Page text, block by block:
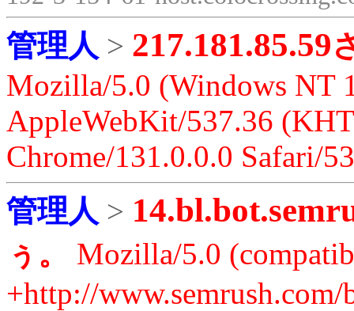
管理人 > 217.181.85.59
Mozilla/5.0 (Windows NT
AppleWebKit/537.36
Chrome/131.0.0.0 Safari/
管理人 >
ぅ。
Mozilla/5.0
+http://